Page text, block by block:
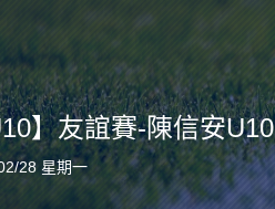
】友誼賽-陳信安U10
28 星期一